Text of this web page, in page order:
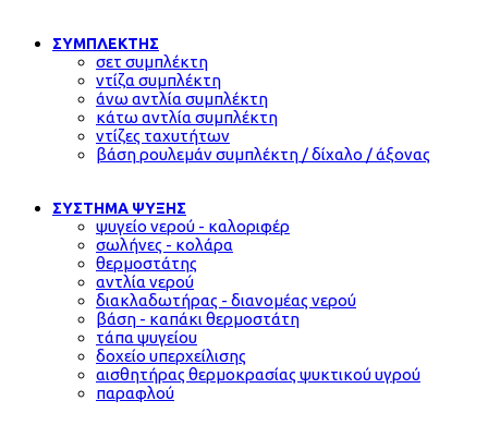
ΣΥΜΠΛΕΚΤΗΣ
σετ συμπλέκτη
ντίζα συμπλέκτη
άνω αντλία συμπλέκτη
κάτω αντλία συμπλέκτη
ντίζες ταχυτήτων
βάση ρουλεμάν συμπλέκτη / δίχαλο / άξονας
ΣΥΣΤΗΜΑ ΨΥΞΗΣ
ψυγείο νερού - καλοριφέρ
σωλήνες - κολάρα
θερμοστάτης
αντλία νερού
διακλαδωτήρας - διανομέας νερού
βάση - καπάκι θερμοστάτη
τάπα ψυγείου
δοχείο υπερχείλισης
αισθητήρας θερμοκρασίας ψυκτικού υγρού
παραφλού